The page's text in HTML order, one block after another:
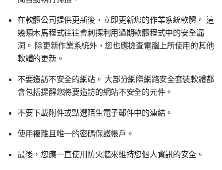
在軟體公司提供更新後，立即更新您的作業系統軟體。 這
幾類木馬程式往往會刺探利用過期軟體程式中的安全漏
洞。 除更新作業系統外，您也應檢查電腦上所使用的其他
軟體的更新。
不要造訪不安全的網站。 大部分網際網路安全套裝軟體都
會包括提醒您將要造訪的網站不安全的元件。
不要下載附件或點選陌生電子郵件中的連結。
使用複雜且唯一的密碼保護帳戶。
最後，您應一直使用防火牆來維持您個人資訊的安全。